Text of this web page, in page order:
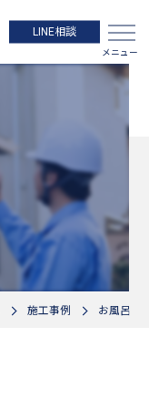
LINE相談
施工事例 お風呂